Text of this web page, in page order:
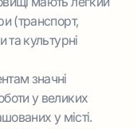
(транспорт,
та культурні
значні
у великих
у місті.